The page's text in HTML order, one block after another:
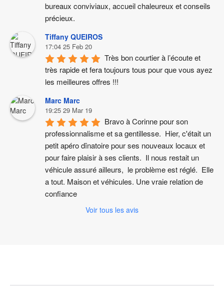
bureaux conviviaux, accueil chaleureux et conseils
précieux.
Tiffany QUEIROS
17:04 25 Feb 20
Très bon courtier à l’écoute et
très rapide et fera toujours tous pour que vous ayez
les meilleures offres !!!
Marc Marc
19:25 29 Mar 19
Bravo à Corinne pour son
professionnalisme et sa gentillesse.  Hier, c'était un
petit apéro dînatoire pour ses nouveaux locaux et
pour faire plaisir à ses clients.  Il nous restait un
véhicule assuré ailleurs,  le problème est réglé.  Elle
a tout. Maison et véhicules. Une vraie relation de
confiance
Voir tous les avis